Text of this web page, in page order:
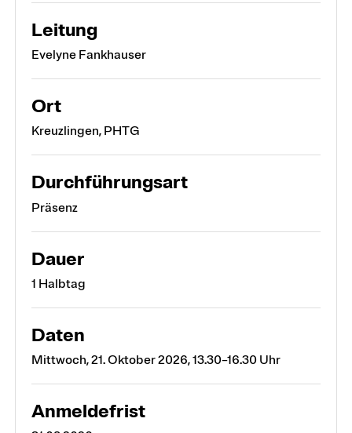
Leitung
Evelyne Fankhauser
Ort
Kreuzlingen, PHTG
Durchführungsart
Präsenz
Dauer
1 Halbtag
Daten
Mittwoch, 21. Oktober 2026, 13.30–16.30 Uhr
Anmeldefrist